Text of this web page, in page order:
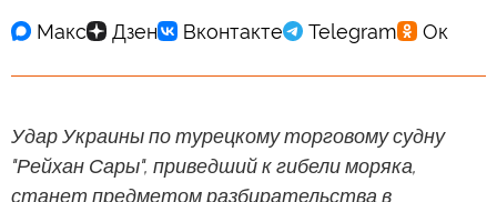
Удар Украины по турецкому торговому судну
"Рейхан Сары", приведший к гибели моряка,
станет предметом разбирательства в